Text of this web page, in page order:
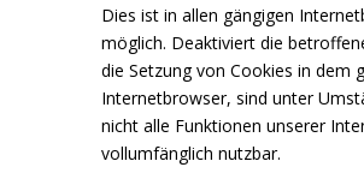
Dies ist in allen gängigen
möglich. Deaktiviert die
die Setzung von Cookies in dem
Internetbrowser, sind unter
nicht alle Funktionen unserer
vollumfänglich nutzbar.